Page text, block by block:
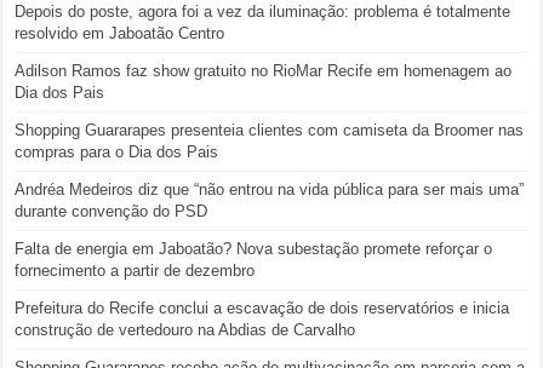
Depois do poste, agora foi a vez da iluminação: problema é totalmente
resolvido em Jaboatão Centro
Adilson Ramos faz show gratuito no RioMar Recife em homenagem ao
Dia dos Pais
Shopping Guararapes presenteia clientes com camiseta da Broomer nas
compras para o Dia dos Pais
Andréa Medeiros diz que “não entrou na vida pública para ser mais uma”
durante convenção do PSD
Falta de energia em Jaboatão? Nova subestação promete reforçar o
fornecimento a partir de dezembro
Prefeitura do Recife conclui a escavação de dois reservatórios e inicia
construção de vertedouro na Abdias de Carvalho